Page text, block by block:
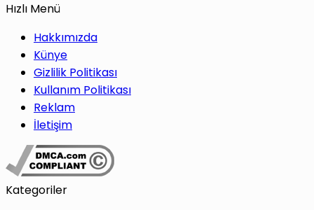
Hızlı Menü
Hakkımızda
Künye
Gizlilik Politikası
Kullanım Politikası
Reklam
İletişim
Kategoriler